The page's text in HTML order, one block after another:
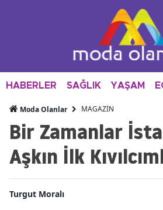
HABERLER SAĞLIK YAŞAM
Moda Olanlar MAGAZİN
Bir Zamanlar
Aşkın İlk
Turgut Moralı